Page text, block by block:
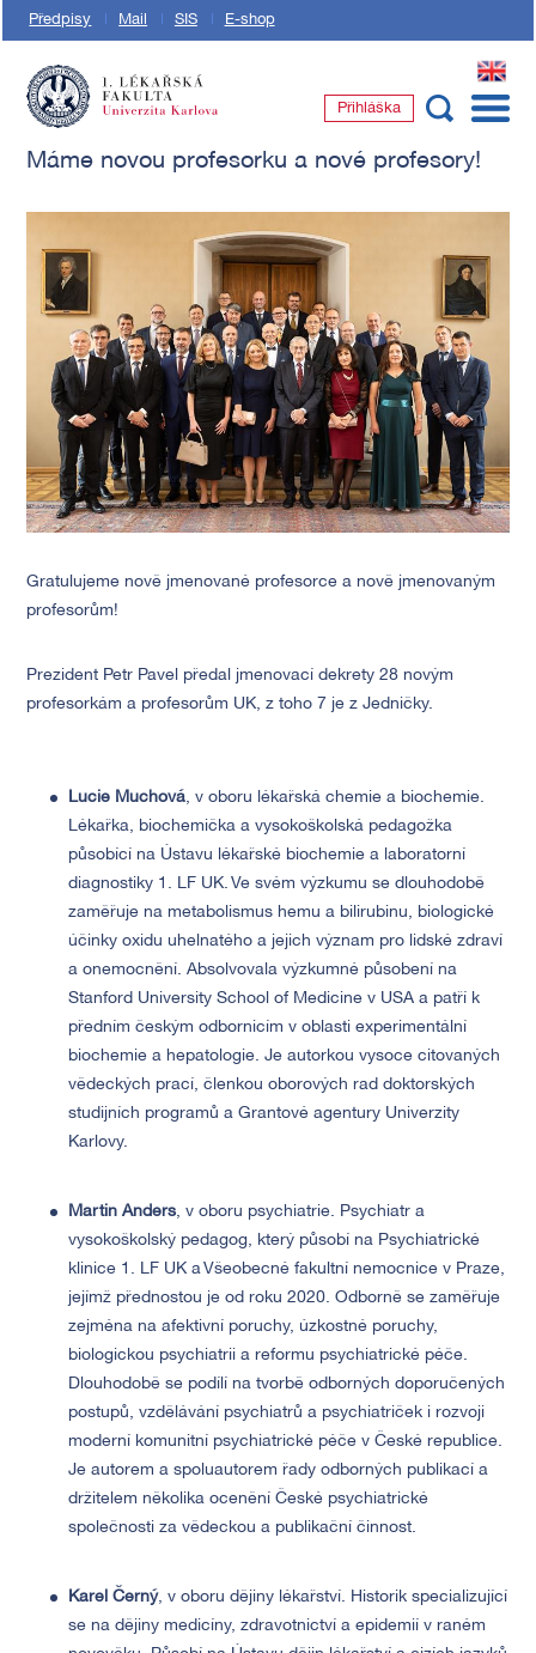
Předpisy Mail SIS E-shop
EN
Přihláška
Máme novou profesorku a nové profesory!
Gratulujeme nově jmenované profesorce a nově jmenovaným
profesorům!
Prezident Petr Pavel předal jmenovací dekrety 28 novým
profesorkám a profesorům UK, z toho 7 je z Jedničky.
Lucie Muchová, v oboru lékařská chemie a biochemie.
Lékařka, biochemička a vysokoškolská pedagožka
působící na Ústavu lékařské biochemie a laboratorní
diagnostiky 1. LF UK. Ve svém výzkumu se dlouhodobě
zaměřuje na metabolismus hemu a bilirubinu, biologické
účinky oxidu uhelnatého a jejich význam pro lidské zdraví
a onemocnění. Absolvovala výzkumné působení na
Stanford University School of Medicine v USA a patří k
předním českým odbornicím v oblasti experimentální
biochemie a hepatologie. Je autorkou vysoce citovaných
vědeckých prací, členkou oborových rad doktorských
studijních programů a Grantové agentury Univerzity
Karlovy.
Martin Anders, v oboru psychiatrie. Psychiatr a
vysokoškolský pedagog, který působí na Psychiatrické
klinice 1. LF UK a Všeobecné fakultní nemocnice v Praze,
jejímž přednostou je od roku 2020. Odborně se zaměřuje
zejména na afektivní poruchy, úzkostné poruchy,
biologickou psychiatrii a reformu psychiatrické péče.
Dlouhodobě se podílí na tvorbě odborných doporučených
postupů, vzdělávání psychiatrů a psychiatriček i rozvoji
moderní komunitní psychiatrické péče v České republice.
Je autorem a spoluautorem řady odborných publikací a
držitelem několika ocenění České psychiatrické
společnosti za vědeckou a publikační činnost.
Karel Černý, v oboru dějiny lékařství. Historik specializující
se na dějiny medicíny, zdravotnictví a epidemií v raném